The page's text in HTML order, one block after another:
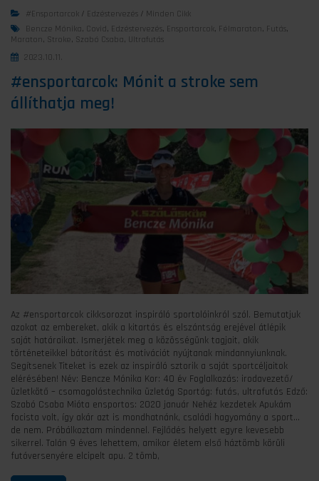
#ensportarcok / Edzéstervezés / Minden Cikk
Bencze Mónika, Covid, Edzéstervezés, Ensportarcok, Félmaraton , Futás,
Maraton , Stroke , Szabó Csaba, Ultrafutás
2023.10.11.
#ensportarcok: Mónit a stroke sem
állíthatja meg!
Az #ensportarcok cikksorozat inspiráló sportolóinkról szól. Bemutatjuk
azokat az embereket, akik a kitartás és elszántság erejével átlépik
saját határaikat. Ismerjétek meg a közösségünk tagjait, akik
történeteikkel bátorítást és motivációt nyújtanak mindannyiunknak.
Segítsenek Titeket is ezek az inspiráló sztorik a saját sportcéljaitok
elérésében! Név: Bencze Mónika Kor: 40 év Foglalkozás: irodavezető/
üzletkötő – csomagolástechnika üzletág Sportág: futás, ultrafutás Edző:
Szabó Csaba Mióta ensportos: 2020 január Nehéz kezdetek Apukám
focista volt, így akár azt is mondhatnánk, családi hagyomány a sport…
de nem. Próbálkoztam mindennel. Fejlődés helyett egyre kevesebb
sikerrel. Talán 9 éves lehettem, amikor életem első háztömb körüli
futóversenyére elcipelt apu. 2 tömb,